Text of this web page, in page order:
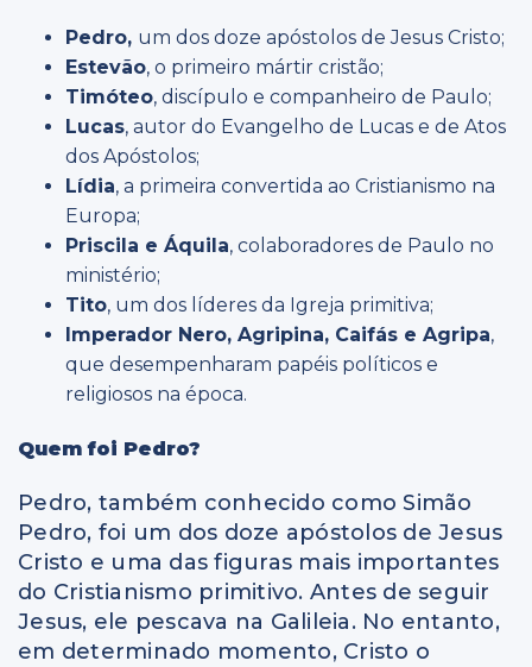
Pedro, um dos doze apóstolos de Jesus Cristo;
Estevão, o primeiro mártir cristão;
Timóteo, discípulo e companheiro de Paulo;
Lucas, autor do Evangelho de Lucas e de Atos
dos Apóstolos;
Lídia, a primeira convertida ao Cristianismo na
Europa;
Priscila e Áquila, colaboradores de Paulo no
ministério;
Tito, um dos líderes da Igreja primitiva;
Imperador Nero, Agripina, Caifás e Agripa,
que desempenharam papéis políticos e
religiosos na época.
Quem foi Pedro?
Pedro, também conhecido como Simão
Pedro, foi um dos doze apóstolos de Jesus
Cristo e uma das figuras mais importantes
do Cristianismo primitivo. Antes de seguir
Jesus, ele pescava na Galileia. No entanto,
em determinado momento, Cristo o